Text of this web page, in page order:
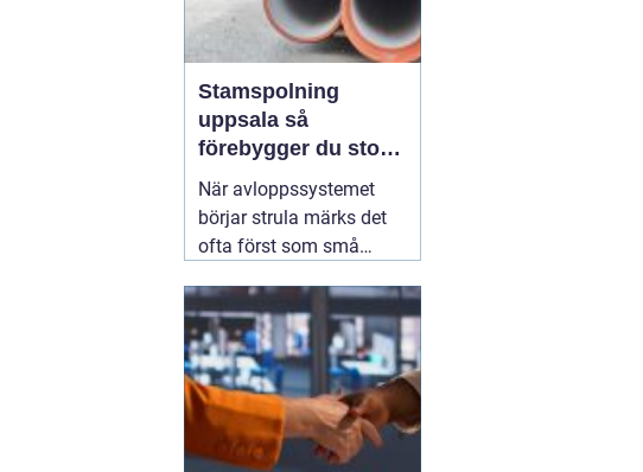
Stamspolning
uppsala så
förebygger du stopp
och vattenskador i
fastigheten
När avloppssystemet
börjar strula märks det
ofta först som små
långsam avrinning i kök
och badrum, bubblor i
handfatet eller en svag
men återkommande
avloppslukt. För många
fastighetsägare i